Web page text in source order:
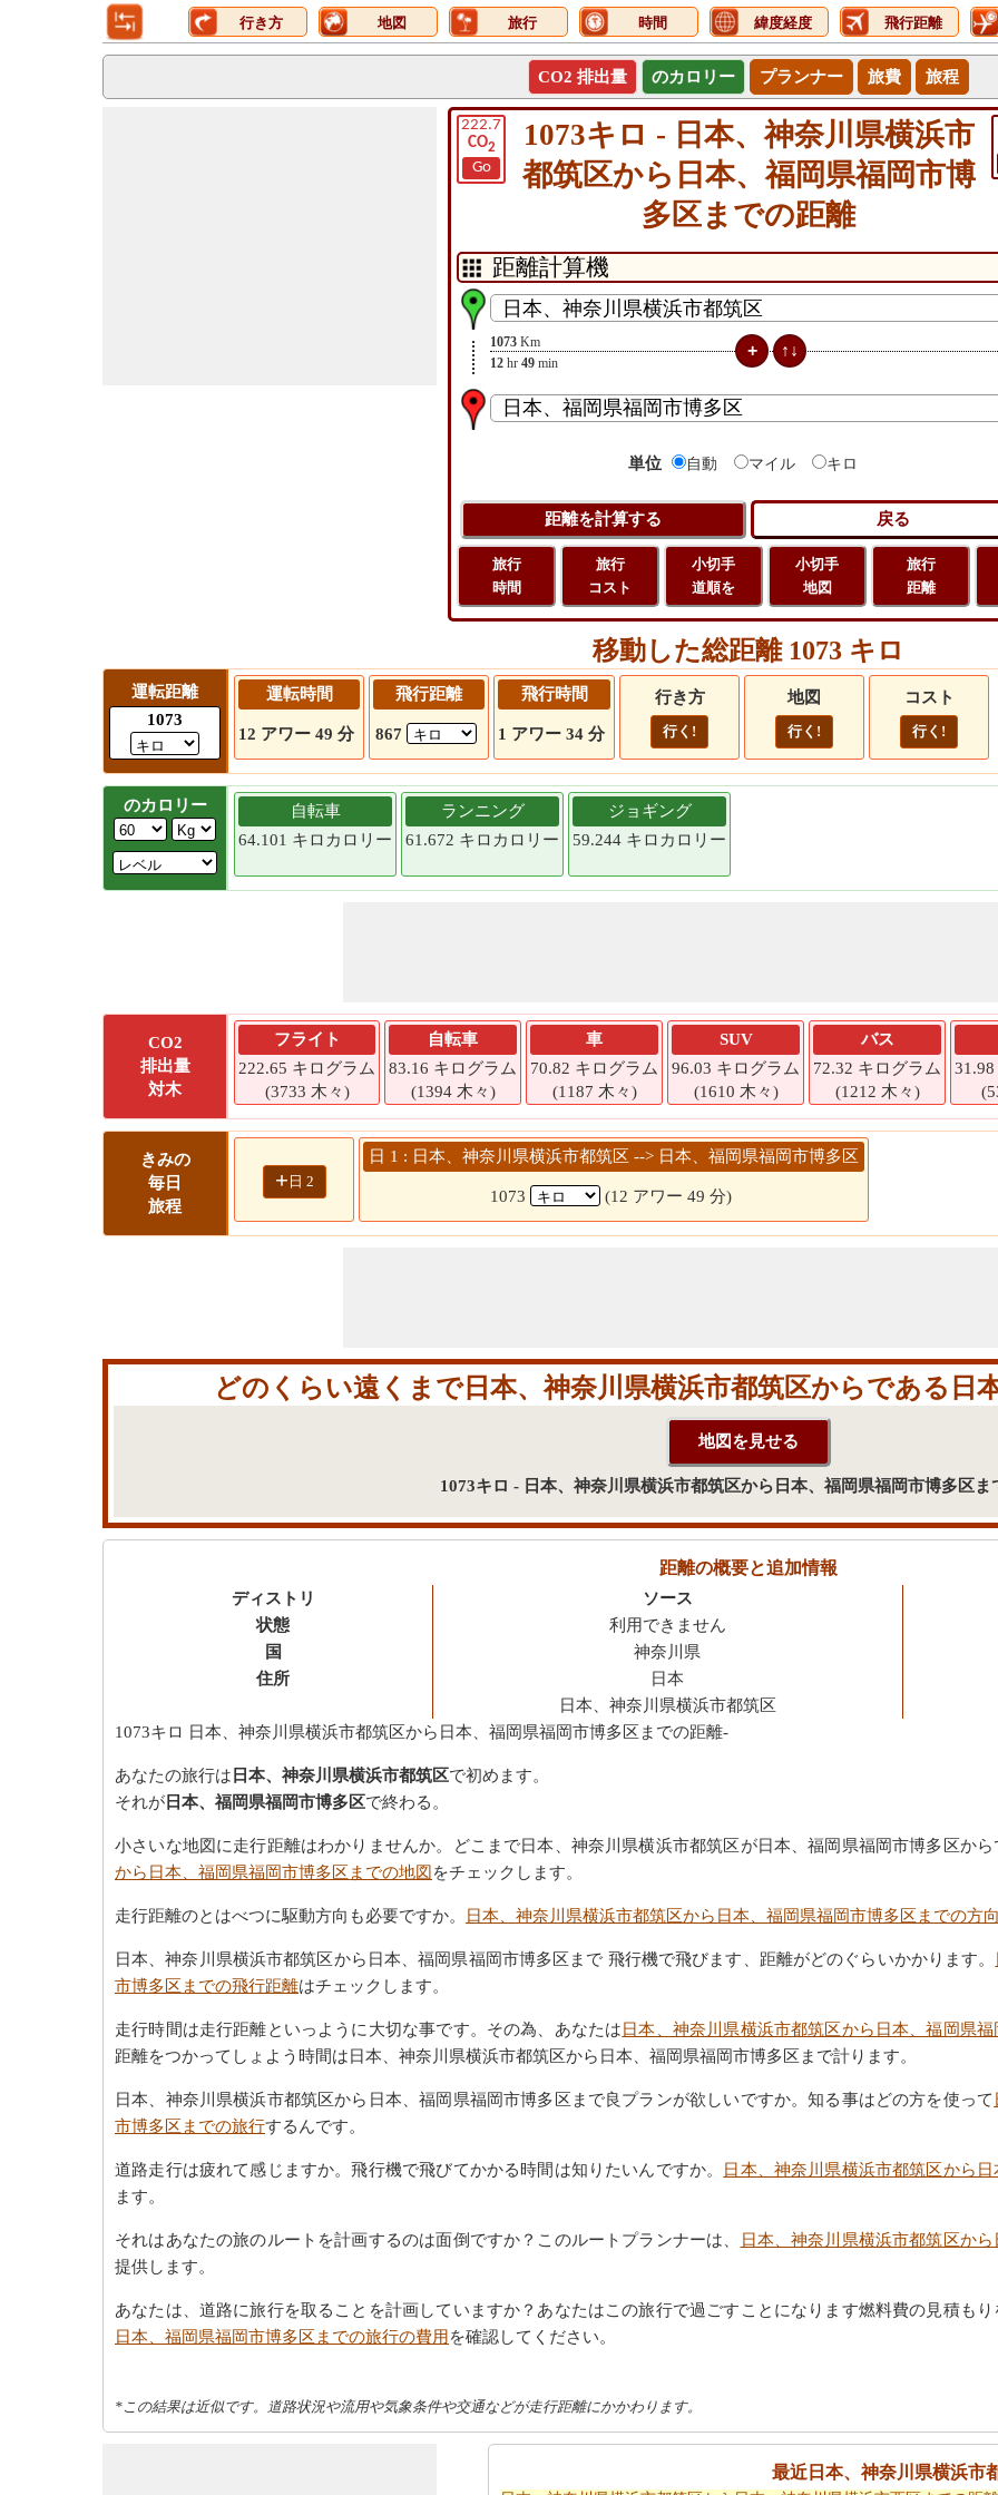
行き方 地図 旅行 時間 緯度経度 飛行距離
CO2 排出量 のカロリー プランナー 旅費 旅程
222.7
CO2
Go
1073キロ - 日本、神奈川県横浜市
都筑区から日本、福岡県福岡市博
多区までの距離
1073 Km
12 hr 49 min
単位 自動 マイル キロ
旅行
時間
旅行
コスト
小切手
道順を
小切手
地図
旅行
距離
移動した総距離 1073 キロ
運転距離
1073
運転時間
12 アワー 49 分
飛行距離
867
飛行時間
1 アワー 34 分
行き方
行く!
地図
行く!
コスト
行く!
のカロリー
自転車
64.101 キロカロリー
ランニング
61.672 キロカロリー
ジョギング
59.244 キロカロリー
CO2
排出量
対木
フライト
222.65 キログラム
(3733 木々)
自転車
83.16 キログラム
(1394 木々)
車
70.82 キログラム
(1187 木々)
SUV
96.03 キログラム
(1610 木々)
バス
72.32 キログラム
(1212 木々)
きみの
毎日
旅程
+ 日 2
日 1 : 日本、神奈川県横浜市都筑区 --> 日本、福岡県福岡市博多区
1073 (12 アワー 49 分)
どのくらい遠くまで日本、神奈川県横浜市都筑区からである日
1073キロ - 日本、神奈川県横浜市都筑区から日本、福岡県福岡市博多区ま
距離の概要と追加情報
ディストリ
状態
国
住所
ソース
利用できません
神奈川県
日本
日本、神奈川県横浜市都筑区
1073キロ 日本、神奈川県横浜市都筑区から日本、福岡県福岡市博多区までの距離-
あなたの旅行は 日本、神奈川県横浜市都筑区で初めます。
それが 日本、福岡県福岡市博多区で終わる。
小さいな地図に走行距離はわかりませんか。どこまで日本、神奈川県横浜市都筑区が日本、福岡県福岡市博多区か
から日本、福岡県福岡市博多区までの地図をチェックします。
走行距離のとはべつに駆動方向も必要ですか。 日本、神奈川県横浜市都筑区から日本、福岡県福岡市博多区までの方向
日本、神奈川県横浜市都筑区から日本、福岡県福岡市博多区まで 飛行機で飛びます、距離がどのぐらいかかります。
市博多区までの飛行距離はチェックします。
走行時間は走行距離といっように大切な事です。その為、あなたは日本、神奈川県横浜市都筑区から日本、福岡県
距離をつかってしょよう時間は日本、神奈川県横浜市都筑区から日本、福岡県福岡市博多区まで計ります。
日本、神奈川県横浜市都筑区から日本、福岡県福岡市博多区まで良プランが欲しいですか。知る事はどの方を使って
市博多区までの旅行するんです。
道路走行は疲れて感じますか。飛行機で飛びてかかる時間は知りたいんですか。 日本、神奈川県横浜市都筑区から
ます。
それはあなたの旅のルートを計画するのは面倒ですか？このルートプランナーは、
日本、神奈川県横浜市都筑区か
提供します。
あなたは、道路に旅行を取ることを計画していますか？あなたはこの旅行で過ごすことになります燃料費の見積もり
日本、福岡県福岡市博多区までの旅行の費用を確認してください。
*この結果は近似です。道路状況や流用や気象条件や交通などが走行距離にかかわります。
最近日本、神奈川県横浜市